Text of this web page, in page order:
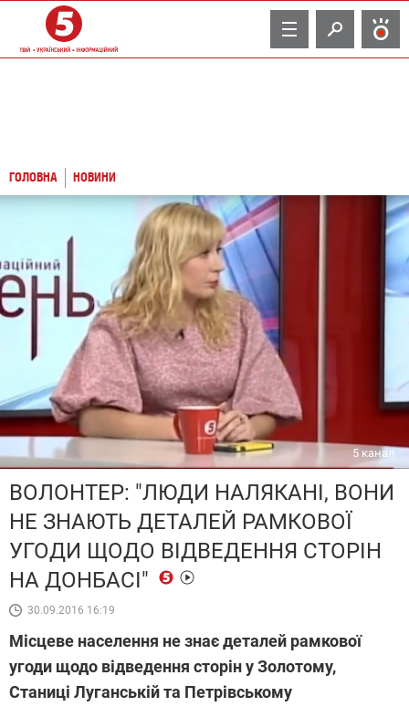
TV
ГОЛОВНА НОВИНИ
5 канал
ВОЛОНТЕР: "ЛЮДИ НАЛЯКАНІ, ВОНИ
НЕ ЗНАЮТЬ ДЕТАЛЕЙ РАМКОВОЇ
УГОДИ ЩОДО ВІДВЕДЕННЯ СТОРІН
НА ДОНБАСІ"
30.09.2016 16:19
Місцеве населення не знає деталей рамкової
угоди щодо відведення сторін у Золотому,
Станиці Луганській та Петрівському